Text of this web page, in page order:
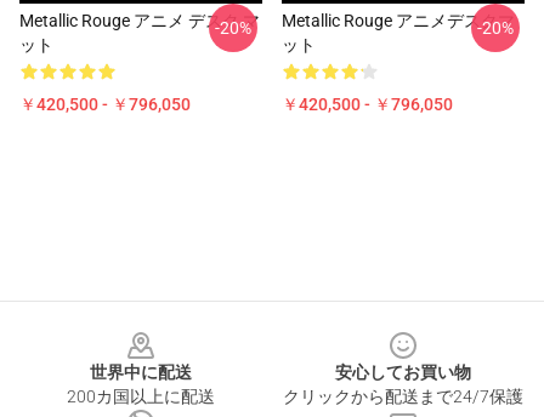
Metallic Rouge アニメ デスク マ
ット
￥420,500 - ￥796,050
-20%
Metallic Rouge アニメデスクマ
ット
￥420,500 - ￥796,050
-20%
世界中に配送
200カ国以上に配送
安心してお買い物
クリックから配送まで24/7保護